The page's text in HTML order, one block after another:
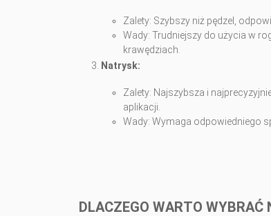
Zalety: Szybszy niż pędzel,
Wady: Trudniejszy do użycia w
krawędziach.
Natrysk:
Zalety: Najszybsza i
aplikacji.
Wady: Wymaga odpowiedniego
DLACZEGO WARTO